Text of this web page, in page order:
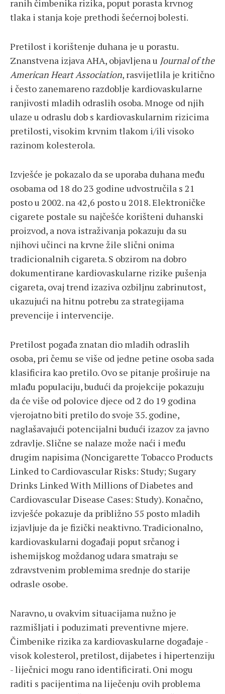
ranih čimbenika rizika, poput porasta krvnog
tlaka i stanja koje prethodi šećernoj bolesti.
Pretilost i korištenje duhana je u porastu.
Znanstvena izjava AHA, objavljena u Journal of the
American Heart Association, rasvijetlila je kritično
i često zanemareno razdoblje kardiovaskularne
ranjivosti mladih odraslih osoba. Mnoge od njih
ulaze u odraslu dob s kardiovaskularnim rizicima
pretilosti, visokim krvnim tlakom i/ili visoko
razinom kolesterola.
Izvješće je pokazalo da se uporaba duhana među
osobama od 18 do 23 godine udvostručila s 21
posto u 2002. na 42,6 posto u 2018. Elektroničke
cigarete postale su najčešće korišteni duhanski
proizvod, a nova istraživanja pokazuju da su
njihovi učinci na krvne žile slični onima
tradicionalnih cigareta. S obzirom na dobro
dokumentirane kardiovaskularne rizike pušenja
cigareta, ovaj trend izaziva ozbiljnu zabrinutost,
ukazujući na hitnu potrebu za strategijama
prevencije i intervencije.
Pretilost pogađa znatan dio mladih odraslih
osoba, pri čemu se više od jedne petine osoba sada
klasificira kao pretilo. Ovo se pitanje proširuje na
mlađu populaciju, budući da projekcije pokazuju
da će više od polovice djece od 2 do 19 godina
vjerojatno biti pretilo do svoje 35. godine,
naglašavajući potencijalni budući izazov za javno
zdravlje. Slične se nalaze može naći i među
drugim napisima (Noncigarette Tobacco Products
Linked to Cardiovascular Risks: Study; Sugary
Drinks Linked With Millions of Diabetes and
Cardiovascular Disease Cases: Study). Konačno,
izvješće pokazuje da približno 55 posto mladih
izjavljuje da je fizički neaktivno. Tradicionalno,
kardiovaskularni događaji poput srčanog i
ishemijskog moždanog udara smatraju se
zdravstvenim problemima srednje do starije
odrasle osobe.
Naravno, u ovakvim situacijama nužno je
razmišljati i poduzimati preventivne mjere.
Čimbenike rizika za kardiovaskularne događaje -
visok kolesterol, pretilost, dijabetes i hipertenziju
- liječnici mogu rano identificirati. Oni mogu
raditi s pacijentima na liječenju ovih problema